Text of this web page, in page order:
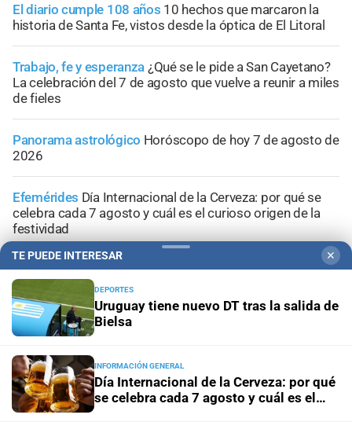
El diario cumple 108 años 10 hechos que marcaron la
historia de Santa Fe, vistos desde la óptica de El Litoral
Trabajo, fe y esperanza ¿Qué se le pide a San Cayetano?
La celebración del 7 de agosto que vuelve a reunir a miles
de fieles
Panorama astrológico Horóscopo de hoy 7 de agosto de
2026
Efemérides Día Internacional de la Cerveza: por qué se
celebra cada 7 agosto y cuál es el curioso origen de la
festividad
TE PUEDE INTERESAR ✕
DEPORTES
Uruguay tiene nuevo DT tras la salida de
Bielsa
INFORMACIÓN GENERAL
Día Internacional de la Cerveza: por qué
se celebra cada 7 agosto y cuál es el